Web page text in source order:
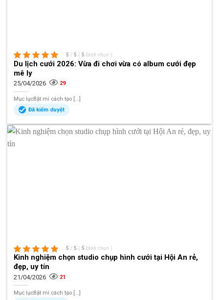
5 / 5 ( 5 bình chọn )
Du lịch cưới 2026: Vừa đi chơi vừa có album cưới đẹp
mê ly
25/04/2026 29
Mục lụcBật mí cách tạo [...]
Đã kiểm duyệt
5 / 5 ( 5 bình chọn )
Kinh nghiệm chọn studio chụp hình cưới tại Hội An rẻ,
đẹp, uy tín
21/04/2026 21
Mục lụcBật mí cách tạo [...]